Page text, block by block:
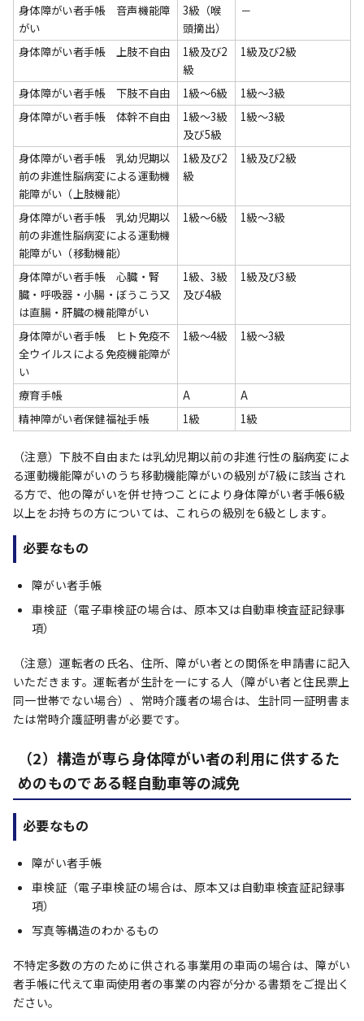
身体障がい者手帳 音声機能障
がい
3級（喉
頭摘出）
－
身体障がい者手帳 上肢不自由
1級及び2
級
1級及び2級
身体障がい者手帳 下肢不自由 1級～6級
1級～3級
身体障がい者手帳 体幹不自由
1級～3級
及び5級
1級～3級
身体障がい者手帳 乳幼児期以
前の非進性脳病変による運動機
能障がい（上肢機能）
1級及び2
級
1級及び2級
身体障がい者手帳 乳幼児期以
前の非進性脳病変による運動機
能障がい（移動機能）
1級～6級 1級～3級
身体障がい者手帳 心臓・腎
臓・呼吸器・小腸・ぼうこう又
は直腸・肝臓の機能障がい
1級、3級
及び4級
1級及び3級
身体障がい者手帳 ヒト免疫不
全ウイルスによる免疫機能障が
い
1級～4級 1級～3級
療育手帳 A
A
精神障がい者保健福祉手帳
1級 1級
（注意）下肢不自由または乳幼児期以前の非進行性の脳病変によ
る運動機能障がいのうち移動機能障がいの級別が7級に該当され
る方で、他の障がいを併せ持つことにより身体障がい者手帳6級
以上をお持ちの方については、これらの級別を6級とします。
必要なもの
障がい者手帳
車検証（電子車検証の場合は、原本又は自動車検査証記録事
項）
（注意）運転者の氏名、住所、障がい者との関係を申請書に記入
いただきます。運転者が生計を一にする人（障がい者と住民票上
同一世帯でない場合）、常時介護者の場合は、生計同一証明書ま
たは常時介護証明書が必要です。
（2）構造が専ら身体障がい者の利用に供するた
めのものである軽自動車等の減免
必要なもの
障がい者手帳
車検証（電子車検証の場合は、原本又は自動車検査証記録事
項）
写真等構造のわかるもの
不特定多数の方のために供される事業用の車両の場合は、障がい
者手帳に代えて車両使用者の事業の内容が分かる書類をご提出く
ださい。